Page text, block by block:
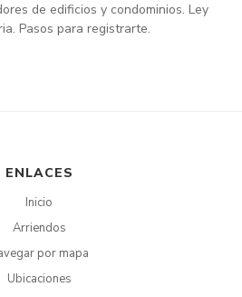
de edificios y condominios. Ley
Pasos para registrarte.
ENLACES
Inicio
Arriendos
por mapa
Ubicaciones